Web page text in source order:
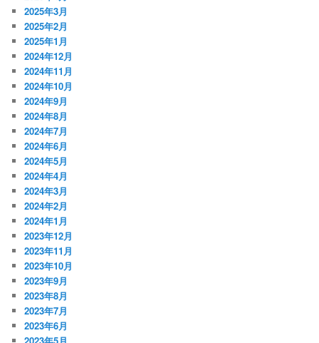
2025年3月
2025年2月
2025年1月
2024年12月
2024年11月
2024年10月
2024年9月
2024年8月
2024年7月
2024年6月
2024年5月
2024年4月
2024年3月
2024年2月
2024年1月
2023年12月
2023年11月
2023年10月
2023年9月
2023年8月
2023年7月
2023年6月